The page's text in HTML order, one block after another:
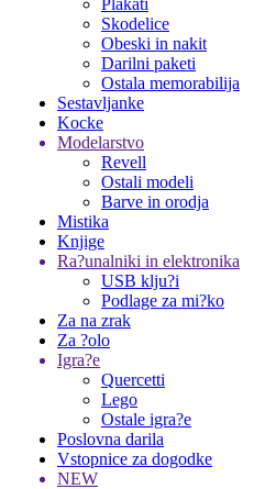
Plakati
Skodelice
Obeski in nakit
Darilni paketi
Ostala memorabilija
Sestavljanke
Kocke
Modelarstvo
Revell
Ostali modeli
Barve in orodja
Mistika
Knjige
Ra?unalniki in elektronika
USB klju?i
Podlage za mi?ko
Za na zrak
Za ?olo
Igra?e
Quercetti
Lego
Ostale igra?e
Poslovna darila
Vstopnice za dogodke
NEW